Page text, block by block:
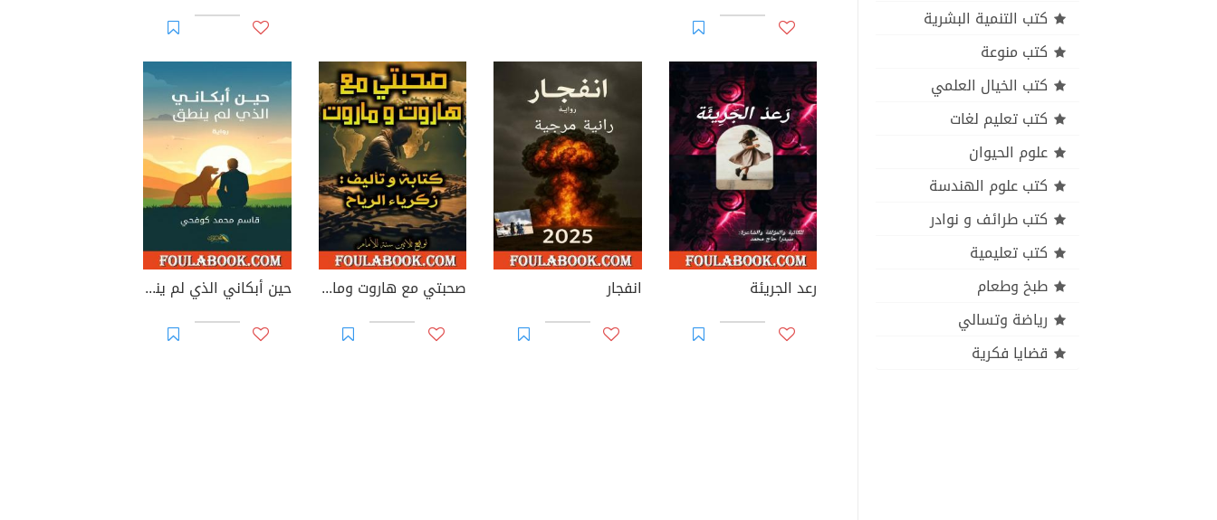
كتب التنمية البشرية
كتب منوعة
كتب الخيال العلمي
كتب تعليم لغات
علوم الحيوان
كتب علوم الهندسة
كتب طرائف و نوادر
كتب تعليمية
طبخ وطعام
رياضة وتسالي
قضايا فكرية
رعد الجريئة انفجار صحبتي مع هاروت وماروت حين أبكاني الذي لم ينطق